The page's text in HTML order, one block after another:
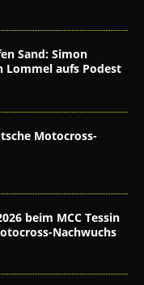
Sand: Simon
Lommel aufs Podest
Motocross-
beim MCC Tessin
Nachwuchs